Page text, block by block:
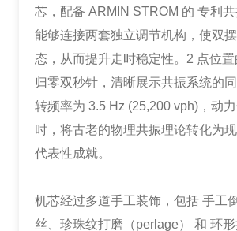
芯，配备 ARMIN STROM 的 专利共
能够连接两套独立调节机构，使双
态，从而提升走时稳定性。2 点位
归零双秒针，清晰展示共振系统的
转频率为 3.5 Hz (25,200 vph)，动
时，将古老的物理共振理论转化为
代表性成就。
机芯经过多道手工装饰，包括 手工
丝、珍珠纹打磨（perlage） 和 环